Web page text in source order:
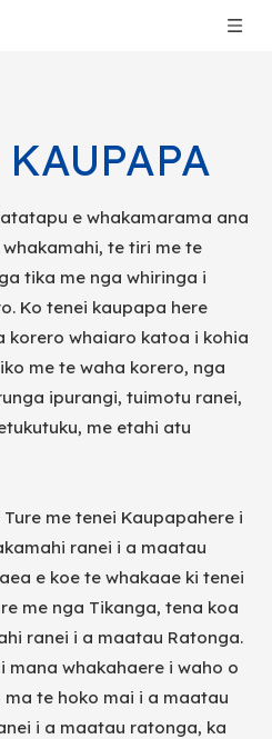
e whakamarama ana
te tiri me te
tika me nga whiringa i
Ko tenei kaupapa here
korero whaiaro katoa i kohia
me te waha korero, nga
ipurangi, tuimotu ranei,
me etahi atu
me tenei Kaupapahere i
ranei i a maatau
e koe te whakaae ki tenei
me nga Tikanga, tena koa
ranei i a maatau Ratonga.
mana whakahaere i waho o
ma te hoko mai i a maatau
i a maatau ratonga, ka